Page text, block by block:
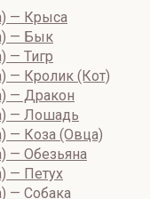
— Крыса
— Бык
— Тигр
— Кролик (Кот)
— Дракон
— Лошадь
— Коза (Овца)
— Обезьяна
— Петух
— Собака